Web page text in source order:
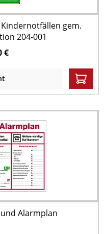
gem.
204-001
€
Alarmplan